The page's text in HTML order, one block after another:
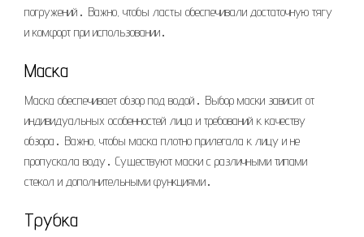
погружений․ Важно, чтобы ласты обеспечивали достаточную тягу
и комфорт при использовании․
Маска
Маска обеспечивает обзор под водой․ Выбор маски зависит от
индивидуальных особенностей лица и требований к качеству
обзора․ Важно, чтобы маска плотно прилегала к лицу и не
пропускала воду․ Существуют маски с различными типами
стекол и дополнительными функциями․
Трубка